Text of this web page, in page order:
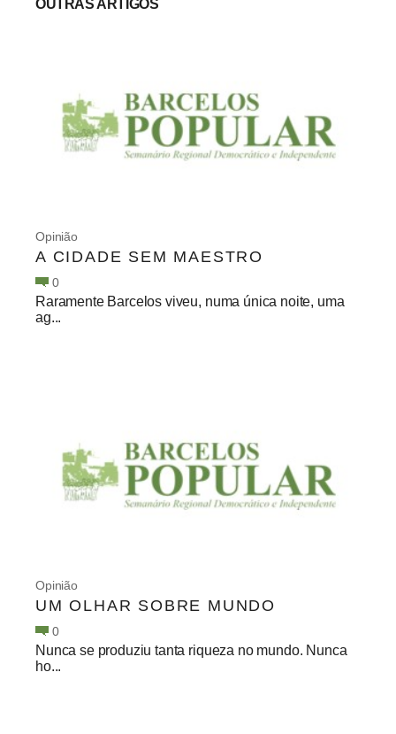
OUTRAS ARTIGOS
Opinião
A CIDADE SEM MAESTRO
0
Raramente Barcelos viveu, numa única noite, uma
ag...
Opinião
UM OLHAR SOBRE MUNDO
0
Nunca se produziu tanta riqueza no mundo. Nunca
ho...